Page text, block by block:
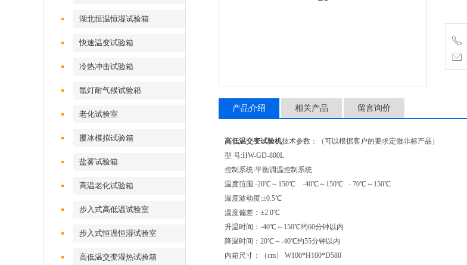
湖北恒温恒湿试验箱
快速温变试验箱
冷热冲击试验箱
氙灯耐气候试验箱
老化试验室
覆冰模拟试验箱
盐雾试验箱
高温老化试验箱
步入式高低温试验室
步入式恒温恒湿试验室
高低温交变湿热试验箱
产品介绍 相关产品 留言询价
高低温交变试验机技术参数：（可以根据客户的要求定做非标产品）
型 号:HW-GD-800L
控制系统:平衡调温控制系统
温度范围:-20℃～150℃ -40℃～150℃ - 70℃～150℃
温度波动度:±0.5℃
温度偏差：±2.0℃
升温时间：-40℃～150℃约60分钟以内
降温时间：20℃～-40℃约55分钟以内
内箱尺寸：（cm） W100*H100*D580